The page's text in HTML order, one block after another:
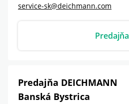
service-sk@deichmann.com
Predajňa
Predajňa DEICHMANN
Banská Bystrica